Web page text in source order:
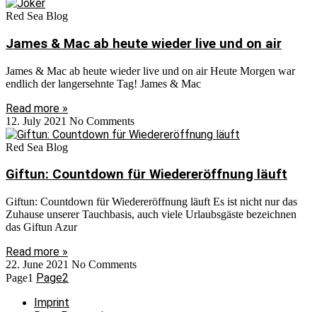
Red Sea Blog
James & Mac ab heute wieder live und on air
James & Mac ab heute wieder live und on air Heute Morgen war
endlich der langersehnte Tag! James & Mac
Read more »
12. July 2021 No Comments
Red Sea Blog
Giftun: Countdown für Wiedereröffnung läuft
Giftun: Countdown für Wiedereröffnung läuft Es ist nicht nur das
Zuhause unserer Tauchbasis, auch viele Urlaubsgäste bezeichnen
das Giftun Azur
Read more »
22. June 2021 No Comments
Page1 Page2
Imprint